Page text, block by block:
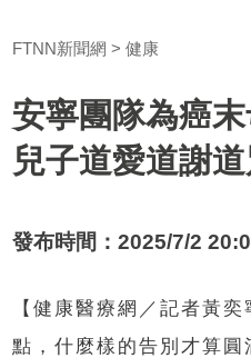
FTNN新聞網 健康
安寧團隊為癌
兒子道愛道謝道
發布時間：2025/7/2
【健康醫療網／記者黃
點，什麼樣的告別才算